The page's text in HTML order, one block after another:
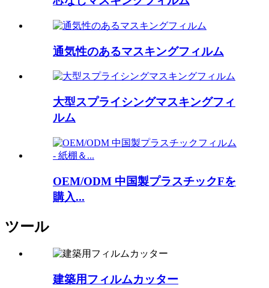
通気性のあるマスキングフィルム
大型スプライシングマスキングフィ
ルム
OEM/ODM 中国製プラスチックFを
購入...
ツール
建築用フィルムカッター